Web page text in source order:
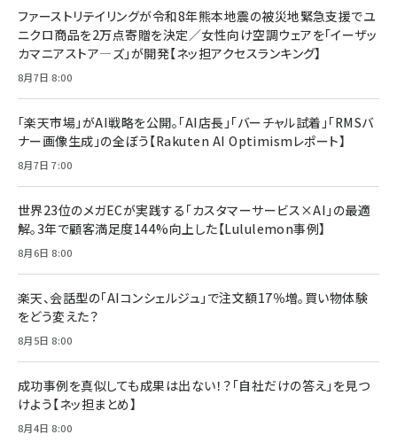
ファーストリテイリングが令和8年熊本地震の被災地緊急支援でユ
ニクロ商品を2万点寄贈を決定／女性向け空調ウェアを「イーザッ
カマニアストア―ズ」が開発【ネッ担アクセスランキング】
8月7日 8:00
「楽天市場」がAI戦略を公開。「AI店長」「バーチャル試着」「RMSバ
ナー画像生成」の全ぼう【Rakuten AI Optimismレポート】
8月7日 7:00
世界23位のメガECが実践する「カスタマーサービス×AI」の最適
解。3年で顧客満足度144%向上した【Lululemon事例】
8月6日 8:00
楽天、会話型の「AIコンシェルジュ」で注文額17％増。買い物体験
をどう変えた？
8月5日 8:00
成功事例を真似しても成果は出ない！？「自社だけの答え」を見つ
けよう【ネッ担まとめ】
8月4日 8:00